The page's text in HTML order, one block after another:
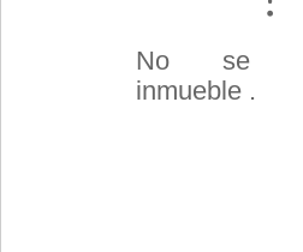
No se
inmueble .